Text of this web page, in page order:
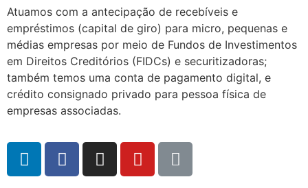
Atuamos com a antecipação de recebíveis e
empréstimos (capital de giro) para micro, pequenas e
médias empresas por meio de Fundos de Investimentos
em Direitos Creditórios (FIDCs) e securitizadoras;
também temos uma conta de pagamento digital, e
crédito consignado privado para pessoa física de
empresas associadas.